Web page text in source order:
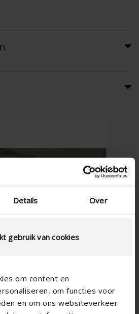
Details Over
gebruik van cookies
om content en
om functies voor
en om ons websiteverkeer